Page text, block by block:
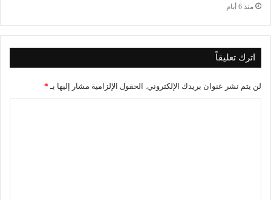
منذ 6 أيام
اترك تعليقاً
لن يتم نشر عنوان بريدك الإلكتروني. الحقول الإلزامية مشار إليها بـ *